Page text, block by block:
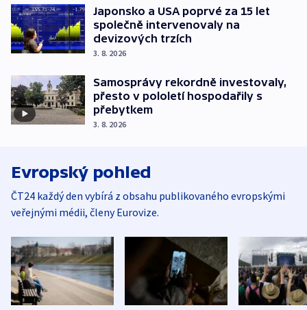
Japonsko a USA poprvé za 15 let
společně intervenovaly na
devizových trzích
3. 8. 2026
Samosprávy rekordně investovaly,
přesto v pololetí hospodařily s
přebytkem
3. 8. 2026
Evropský pohled
ČT24 každý den vybírá z obsahu publikovaného evropskými
veřejnými médii, členy Eurovize.